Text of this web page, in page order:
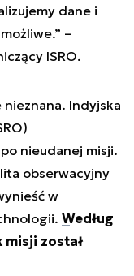
dane i
–
ISRO.
nieznana. Indyjska
nieudanej misji.
obserwacyjny
w
Według
misji został